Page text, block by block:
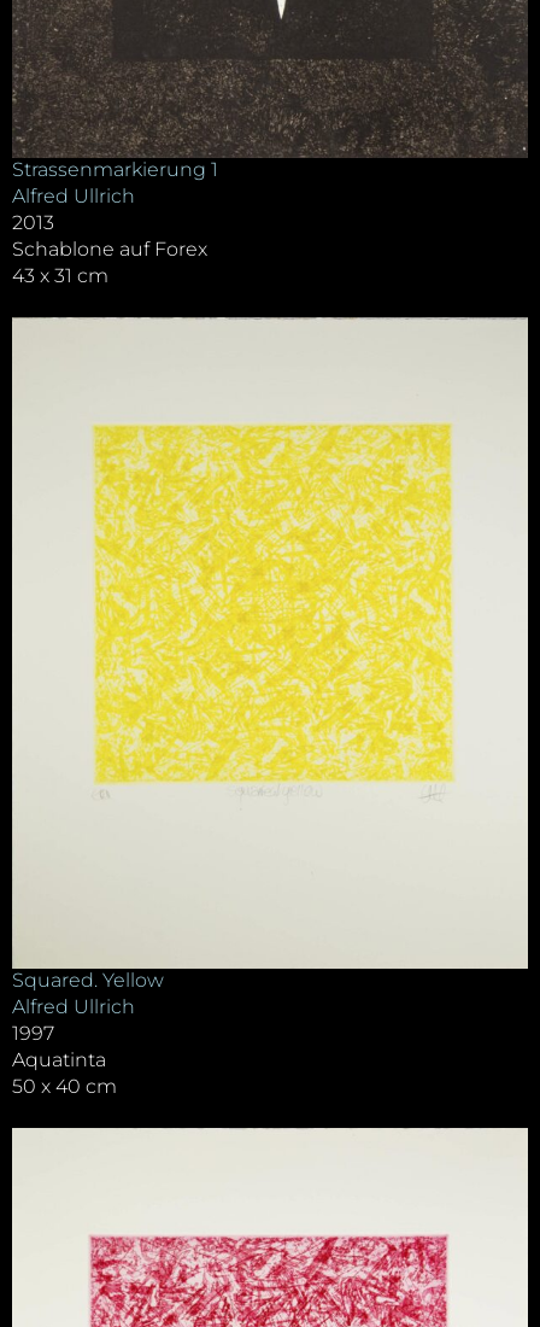
Strassenmarkierung 1
Alfred Ullrich
2013
Schablone auf Forex
43 x 31 cm
Squared. Yellow
Alfred Ullrich
1997
Aquatinta
50 x 40 cm